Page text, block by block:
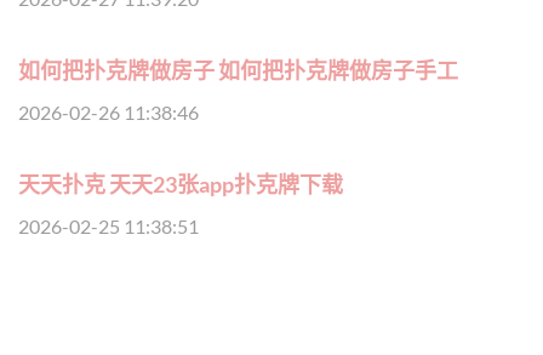
如何把扑克牌做房子 如何把扑克牌做房子手工
2026-02-26 11:38:46
天天扑克 天天23张app扑克牌下载
2026-02-25 11:38:51